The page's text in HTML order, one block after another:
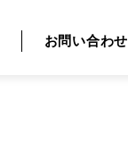
お問い合わせ